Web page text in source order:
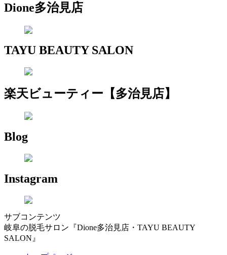
Dione多治見店
TAYU BEAUTY SALON
楽天ビューティー【多治見店】
Blog
Instagram
サブコンテンツ
岐阜の脱毛サロン『Dione多治見店・TAYU BEAUTY
SALON』